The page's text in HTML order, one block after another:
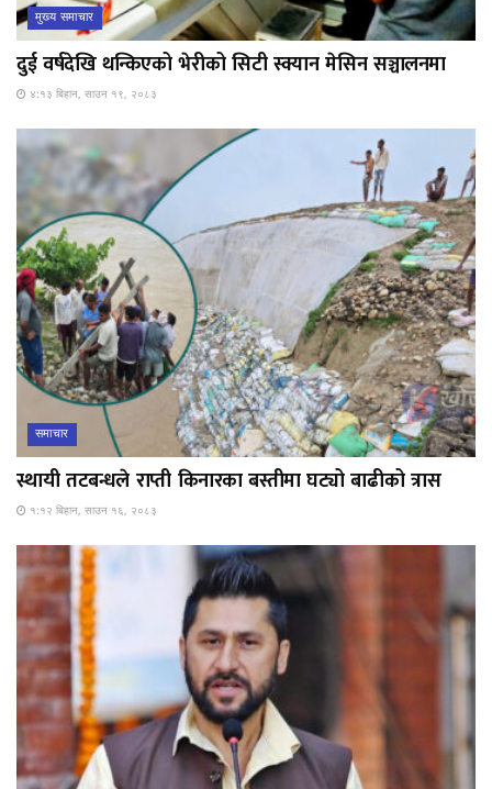
मुख्य समाचार
दुई वर्षदेखि थन्किएको भेरीको सिटी स्क्यान मेसिन सञ्चालनमा
४:१३ बिहान, साउन १९, २०८३
समाचार
स्थायी तटबन्धले राप्ती किनारका बस्तीमा घट्यो बाढीको त्रास
१:१२ बिहान, साउन १६, २०८३